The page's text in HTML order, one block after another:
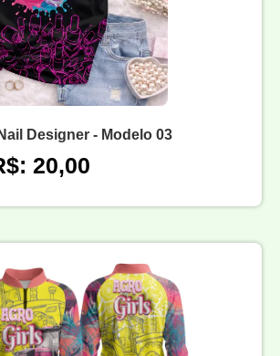
Designer - Modelo 03
20,00